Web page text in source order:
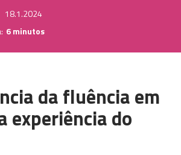
18.1.2024
6 minutos
da fluência em
experiência do